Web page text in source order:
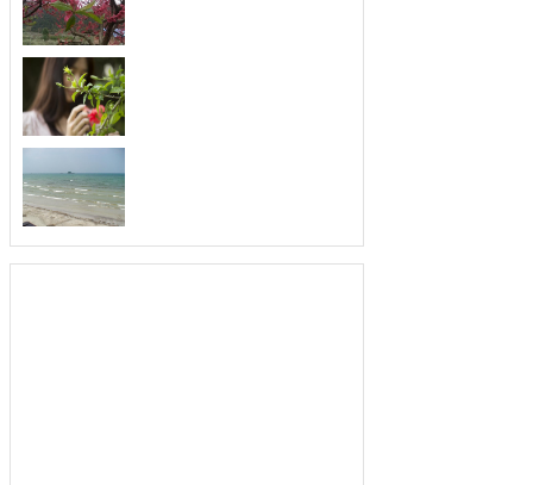
取长补短，最会发现优点的三大生肖。
俗话说...
不喜欢空闲，最珍惜时
忙个不停，最善于利用时间的三大生
肖。人们...
从不暗恋，爱你就要告
爱上就去追求，最不喜欢暗恋的三大生
为人低调，就算富有也